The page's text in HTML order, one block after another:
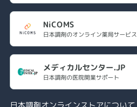
NiCOMS
日本調剤のオンライン薬局サービス
メディカルセンター.JP
日本調剤の医院開業サポート